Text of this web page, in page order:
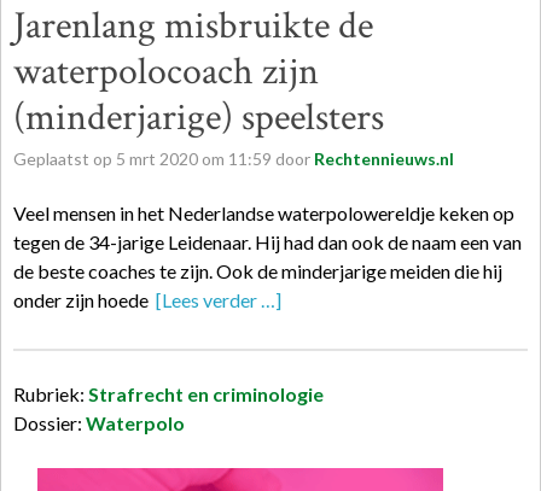
Jarenlang misbruikte de
waterpolocoach zijn
(minderjarige) speelsters
Geplaatst op 5 mrt 2020 om 11:59 door Rechtennieuws.nl
Veel mensen in het Nederlandse waterpolowereldje keken op
tegen de 34-jarige Leidenaar. Hij had dan ook de naam een van
de beste coaches te zijn. Ook de minderjarige meiden die hij
onder zijn hoede [Lees verder …]
Rubriek: Strafrecht en criminologie
Dossier: Waterpolo